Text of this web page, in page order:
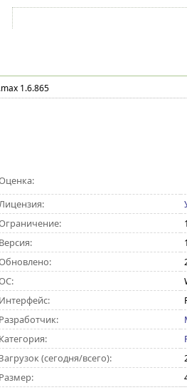
1.6.865
Версия:
Интерфейс:
Разработчик:
Категория:
(сегодня/всего):
Размер: